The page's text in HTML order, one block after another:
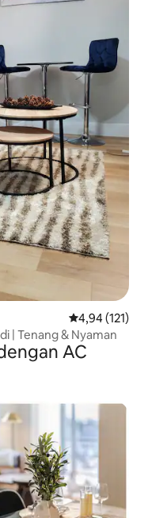
Nilai rata-rata
4,94 (121)
| Tenang & Nyaman
AC